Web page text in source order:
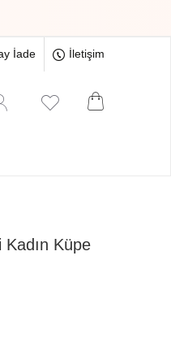
İade İletişim
Küpe